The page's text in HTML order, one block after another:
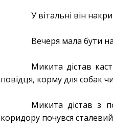
У вітальні він
Вечеря мала бути
Микита дістав
повідця, корму для собак
Микита дістав з
коридору почувся